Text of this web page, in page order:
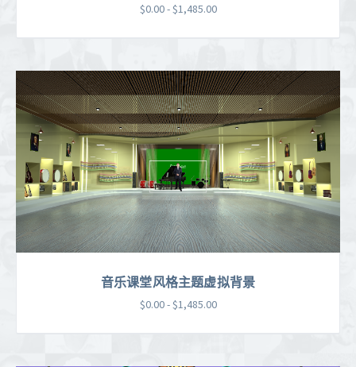
$0.00 - $1,485.00
音乐课堂风格主题虚拟背景
$0.00 - $1,485.00